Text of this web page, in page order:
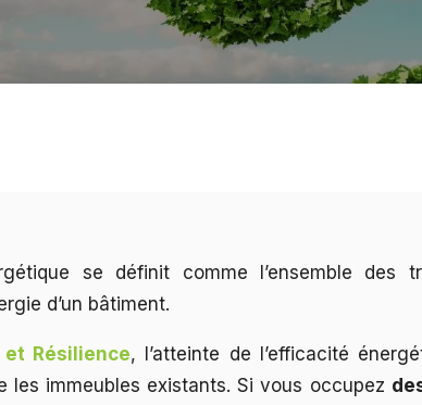
se définit comme l’ensemble des
d’un bâtiment.
Résilience, l’atteinte de l’efficacité
les immeubles existants. Si vous occupez